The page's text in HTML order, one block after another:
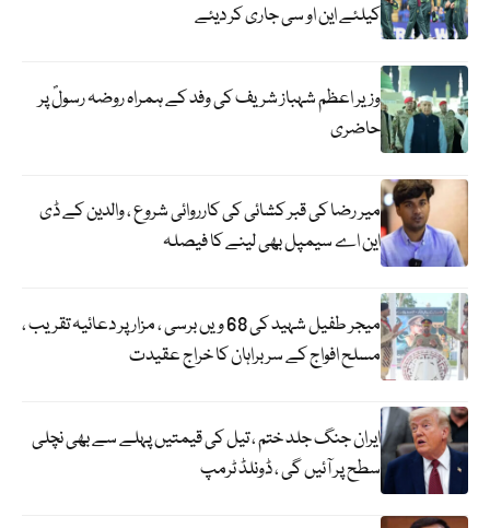
کیلئے این او سی جاری کر دیئے
وزیر اعظم شہباز شریف کی وفد کے ہمراہ روضہ رسولؐ پر
حاضری
میر رضا کی قبر کشائی کی کارروائی شروع ، والدین کے ڈی
این اے سیمپل بھی لینے کا فیصلہ
میجر طفیل شہید کی 68 ویں برسی ، مزار پر دعائیہ تقریب ،
مسلح افواج کے سربراہان کا خراج عقیدت
ایران جنگ جلد ختم ، تیل کی قیمتیں پہلے سے بھی نچلی
سطح پر آئیں گی ، ڈونلڈ ٹرمپ